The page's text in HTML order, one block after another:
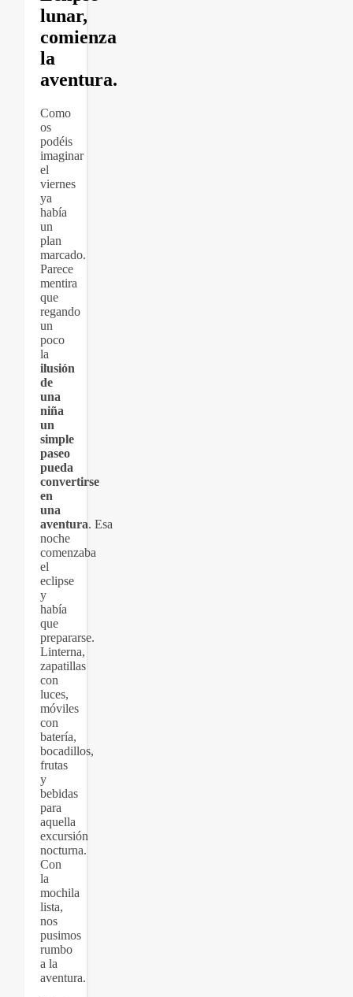
lunar,
comienza
la
aventura.
Como
os
podéis
imaginar
el
viernes
ya
había
un
plan
marcado.
Parece
mentira
que
regando
un
poco
la
ilusión
de
una
niña
un
simple
paseo
pueda
convertirse
en
una
aventura. Esa
noche
comenzaba
el
eclipse
y
había
que
prepararse.
Linterna,
zapatillas
con
luces,
móviles
con
batería,
bocadillos,
frutas
y
bebidas
para
aquella
excursión
nocturna.
Con
la
mochila
lista,
nos
pusimos
rumbo
a la
aventura.